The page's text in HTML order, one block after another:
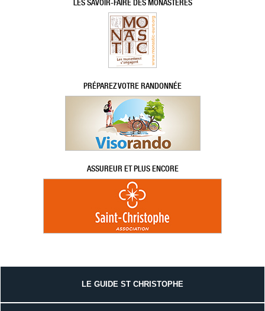
LES SAVOIR-FAIRE DES MONASTÈRES
PRÉPAREZ VOTRE RANDONNÉE
ASSUREUR ET PLUS ENCORE
LE GUIDE ST CHRISTOPHE